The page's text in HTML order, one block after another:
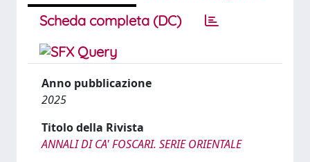
Scheda completa (DC)
Anno pubblicazione
2025
Titolo della Rivista
ANNALI DI CA' FOSCARI. SERIE ORIENTALE